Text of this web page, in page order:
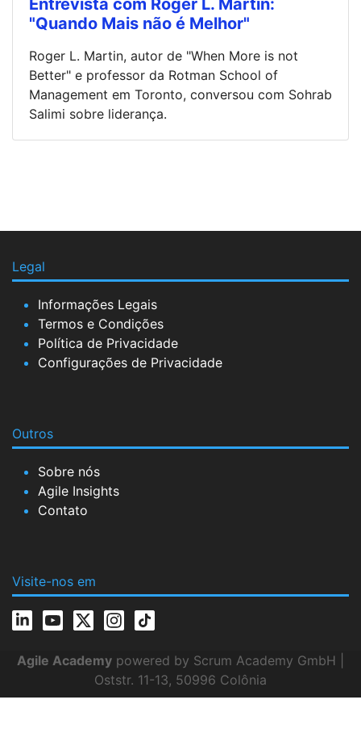
Entrevista com Roger L. Martin:
"Quando Mais não é Melhor"
Roger L. Martin, autor de "When More is not
Better" e professor da Rotman School of
Management em Toronto, conversou com Sohrab
Salimi sobre liderança.
Legal
Informações Legais
Termos e Condições
Política de Privacidade
Configurações de Privacidade
Outros
Sobre nós
Agile Insights
Contato
Visite-nos em
Agile Academy powered by Scrum Academy GmbH |
Oststr. 11-13, 50996 Colônia